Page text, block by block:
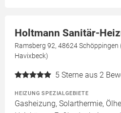
Holtmann Sanitär-
Ramsberg 92, 48624
Havixbeck)
5 Sterne aus 2
HEIZUNG SPEZIALGEBIETE
Gasheizung, Solarthermie,